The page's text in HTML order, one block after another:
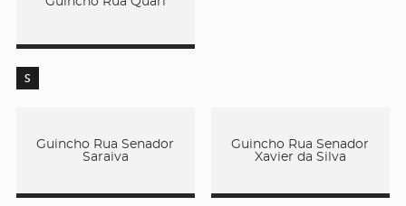
S
Guincho Rua Senador
Saraiva
Guincho Rua Senador
Xavier da Silva